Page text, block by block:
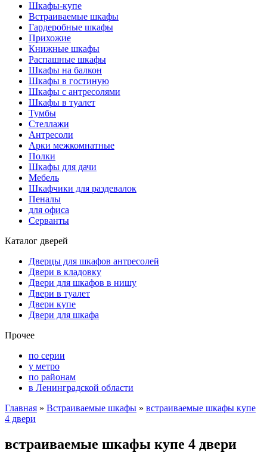
Шкафы-купе
Встраиваемые шкафы
Гардеробные шкафы
Прихожие
Книжные шкафы
Распашные шкафы
Шкафы на балкон
Шкафы в гостиную
Шкафы с антресолями
Шкафы в туалет
Тумбы
Стеллажи
Антресоли
Арки межкомнатные
Полки
Шкафы для дачи
Мебель
Шкафчики для раздевалок
Пеналы
для офиса
Серванты
Каталог дверей
Дверцы для шкафов антресолей
Двери в кладовку
Двери для шкафов в нишу
Двери в туалет
Двери купе
Двери для шкафа
Прочее
по серии
у метро
по районам
в Ленинградской области
Главная » Встраиваемые шкафы » встраиваемые шкафы купе
4 двери
встраиваемые шкафы купе 4 двери